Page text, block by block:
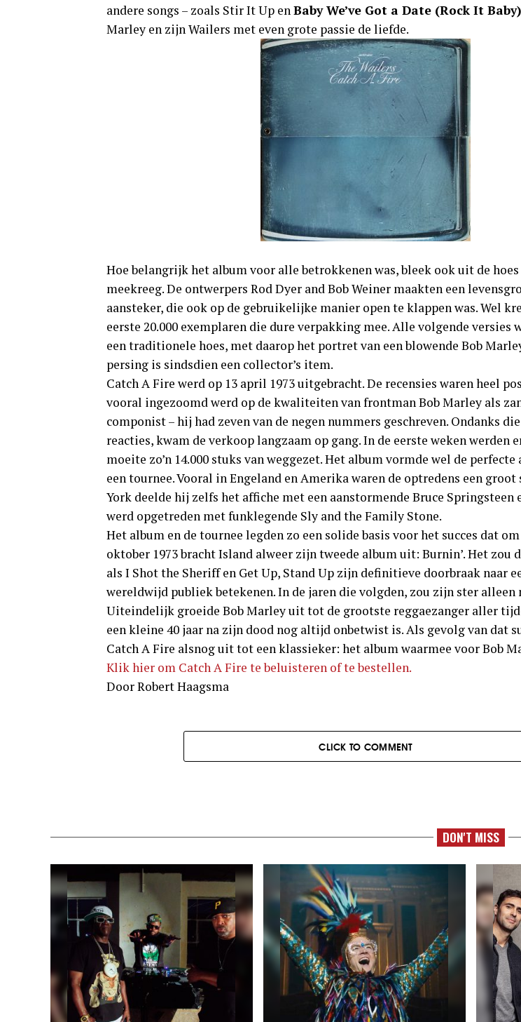
andere songs – zoals Stir It Up enBaby We’ve Got a Date (Rock It Baby)
Marley en zijn Wailers met even grote passie de liefde.
Hoe belangrijk het album voor alle betrokkenen was, bleek ook uit de
meekreeg. De ontwerpers Rod Dyer and Bob Weiner maakten een
aansteker, die ook op de gebruikelijke manier open te klappen was. Wel
eerste 20.000 exemplaren die dure verpakking mee. Alle volgende versies
een traditionele hoes, met daarop het portret van een blowende Bob
persing is sindsdien een collector’s item.
Catch A Fire werd op 13 april 1973 uitgebracht. De recensies waren heel
vooral ingezoomd werd op de kwaliteiten van frontman Bob Marley als
componist – hij had zeven van de negen nummers geschreven. Ondanks
reacties, kwam de verkoop langzaam op gang. In de eerste weken werden
moeite zo’n 14.000 stuks van weggezet. Het album vormde wel de
een tournee. Vooral in Engeland en Amerika waren de optredens een groot
York deelde hij zelfs het affiche met een aanstormende Bruce Springsteen
werd opgetreden met funklegende Sly and the Family Stone.
Het album en de tournee legden zo een solide basis voor het succes dat
oktober 1973 bracht Island alweer zijn tweede album uit: Burnin’. Het zou
als I Shot the Sheriff en Get Up, Stand Up zijn definitieve doorbraak naar
wereldwijd publiek betekenen. In de jaren die volgden, zou zijn ster alleen
Uiteindelijk groeide Bob Marley uit tot de grootste reggaezanger aller
een kleine 40 jaar na zijn dood nog altijd onbetwist is. Als gevolg van dat
Catch A Fire alsnog uit tot een klassieker: het album waarmee voor Bob
Klik hier om Catch A Fire te beluisteren of te bestellen.
Door Robert Haagsma
CLICK TO COMMENT
DON'T MISS